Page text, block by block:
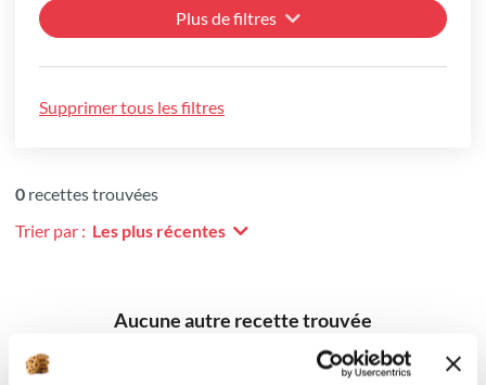
Plus de filtres
Supprimer tous les filtres
0 recettes trouvées
Trier par : Les plus récentes
Aucune autre recette trouvée